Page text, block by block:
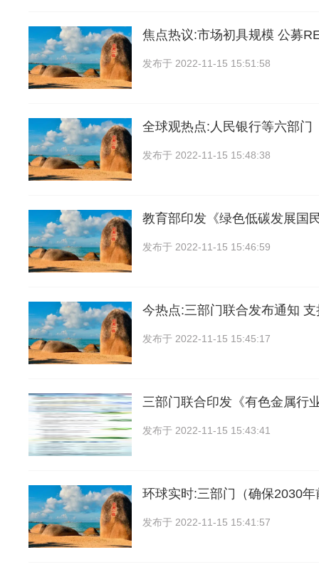
焦点热议:市场初具规模 公募
发布于 2022-11-15 15:51:58
全球观热点:人民银行等六部门
发布于 2022-11-15 15:48:38
教育部印发《绿色低碳发展国
发布于 2022-11-15 15:46:59
今热点:三部门联合发布通知
发布于 2022-11-15 15:45:17
三部门联合印发《有色金属行
发布于 2022-11-15 15:43:41
环球实时:三部门（确保2030
发布于 2022-11-15 15:41:57